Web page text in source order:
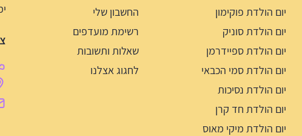
יום הולדת פוקימון
יום הולדת סוניק
יום הולדת ספיידרמן
יום הולדת סמי הכבאי
יום הולדת נסיכות
יום הולדת חד קרן
יום הולדת מיקי מאוס
החשבון שלי
רשימת מועדפים
שאלות ותשובות
לחגוג אצלנו